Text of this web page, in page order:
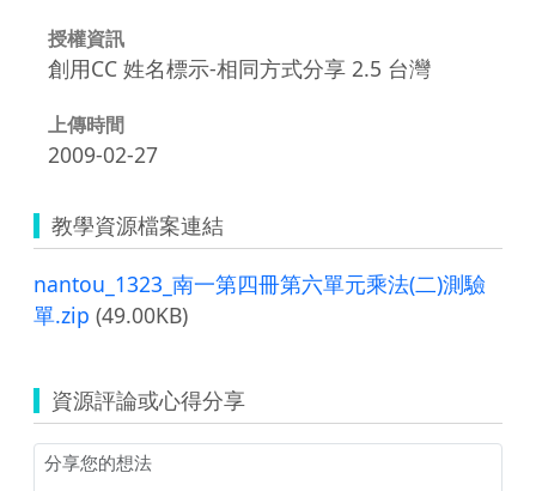
授權資訊
創用CC 姓名標示-相同方式分享 2.5 台灣
上傳時間
2009-02-27
教學資源檔案連結
nantou_1323_南一第四冊第六單元乘法(二)測驗
單.zip (49.00KB)
資源評論或心得分享